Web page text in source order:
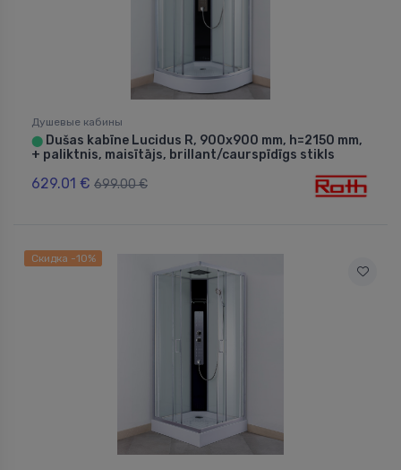
Душевые кабины
⬤ Dušas kabīne Lucidus R, 900x900 mm, h=2150 mm,
+ paliktnis, maisītājs, brillant/caurspīdīgs stikls
629.01 € 699.00 €
Скидка -10%